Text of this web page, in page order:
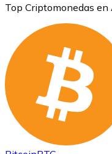
Top Criptomonedas en